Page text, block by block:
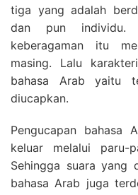
tiga yang adalah
dan pun individu.
keberagaman itu
masing. Lalu
bahasa Arab yaitu
diucapkan.
Pengucapan bahasa
keluar melalui paru-
Sehingga suara yang
bahasa Arab juga